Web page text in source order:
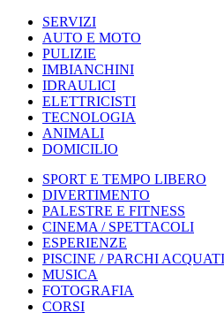
SERVIZI
AUTO E MOTO
PULIZIE
IMBIANCHINI
IDRAULICI
ELETTRICISTI
TECNOLOGIA
ANIMALI
DOMICILIO
SPORT E TEMPO LIBERO
DIVERTIMENTO
PALESTRE E FITNESS
CINEMA / SPETTACOLI
ESPERIENZE
PISCINE / PARCHI
MUSICA
FOTOGRAFIA
CORSI